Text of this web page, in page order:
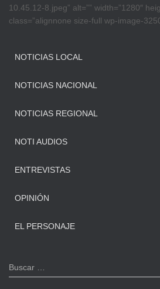
10.45.12-8.jpeg” alt=”” width=”1280″
class=”alignnone size-full wp-image-
NOTICIAS LOCAL
NOTICIAS NACIONAL
NOTICIAS REGIONAL
NOTI AUDIOS
ENTREVISTAS
OPINIÓN
EL PERSONAJE
B
u
Buscar …